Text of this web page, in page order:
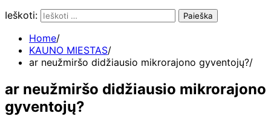
Ieškoti:
Home
KAUNO MIESTAS
ar neužmiršo didžiausio mikrorajono gyventojų?
ar neužmiršo didžiausio mikrorajono
gyventojų?